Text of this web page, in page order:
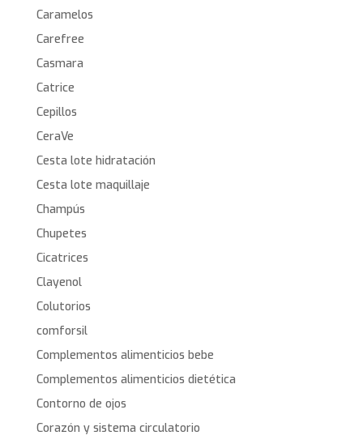
Caramelos
Carefree
Casmara
Catrice
Cepillos
CeraVe
Cesta lote hidratación
Cesta lote maquillaje
Champús
Chupetes
Cicatrices
Clayenol
Colutorios
comforsil
Complementos alimenticios bebe
Complementos alimenticios dietética
Contorno de ojos
Corazón y sistema circulatorio